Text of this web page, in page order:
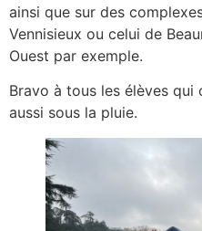
ainsi que sur des
Vennisieux ou celui de
Ouest par exemple.
Bravo à tous les élèves
aussi sous la pluie.